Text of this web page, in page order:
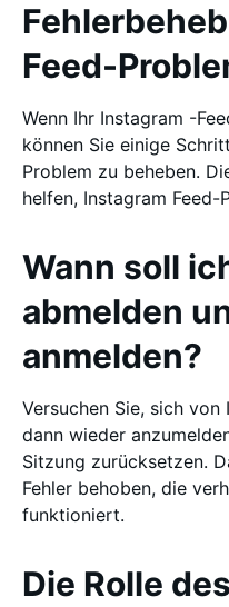
Feed-
Wenn Ihr Instagram -
können Sie einige
Problem zu beheben.
helfen, Instagram Feed-
Wann soll
abmelden
anmelden?
Versuchen Sie, sich
dann wieder
Sitzung zurücksetzen.
Fehler behoben, die
funktioniert.
Die Rolle